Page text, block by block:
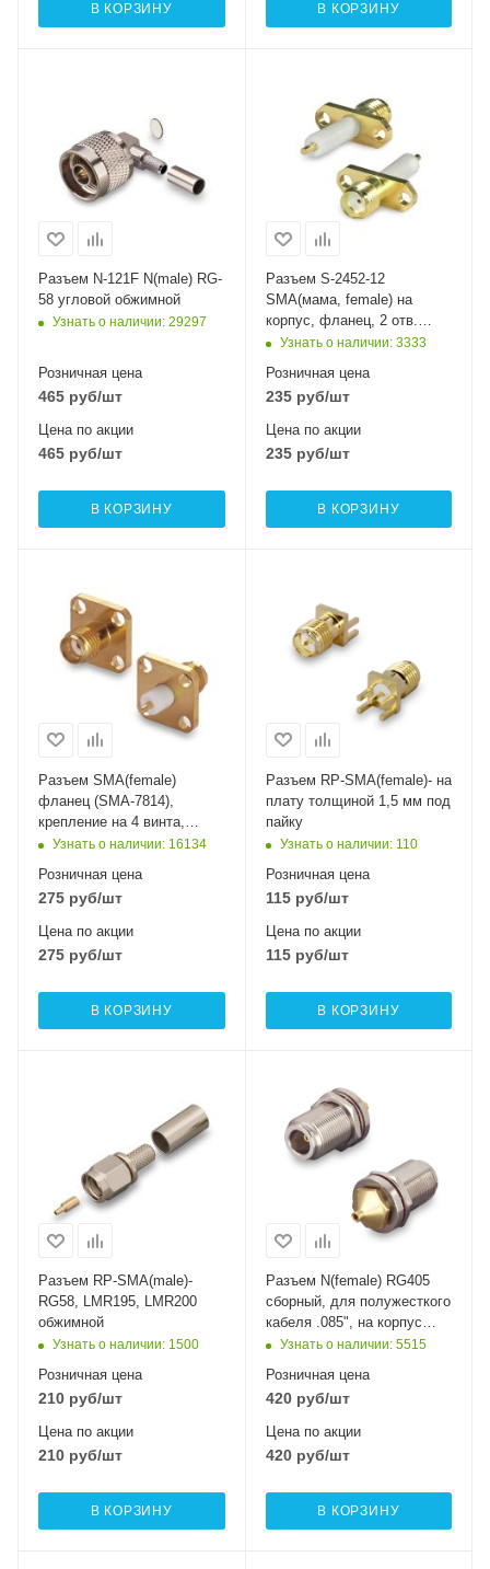
В КОРЗИНУ В КОРЗИНУ
Разъем N-121F N(male) RG-
58 угловой обжимной
Узнать о наличии: 29297
Розничная цена
465 руб/шт
Цена по акции
465 руб/шт
В КОРЗИНУ
Разъем S-2452-12
SMA(мама, female) на
корпус, фланец, 2 отв.
диам. 2,5 мм на расст.
Узнать о наличии: 3333
Розничная цена
235руб/шт
Цена по акции
235руб/шт
В КОРЗИНУ
Разъем SМА(female)
фланец (SMA-7814),
крепление на 4 винта,
пайка
Узнать о наличии: 16134
Розничная цена
275 руб/шт
Цена по акции
275 руб/шт
В КОРЗИНУ
Разъем RP-SMA(female)- на
плату толщиной 1,5 мм под
пайку
Узнать о наличии: 110
Розничная цена
115руб/шт
Цена по акции
115руб/шт
В КОРЗИНУ
Разъем RP-SMA(male)-
RG58, LMR195, LMR200
обжимной
Узнать о наличии: 1500
Розничная цена
210 руб/шт
Цена по акции
210 руб/шт
В КОРЗИНУ
Разъем N(female) RG405
сборный, для полужесткого
кабеля .085", на корпус
герметичный с гайкой
Узнать о наличии: 5515
Розничная цена
420руб/шт
Цена по акции
420руб/шт
В КОРЗИНУ